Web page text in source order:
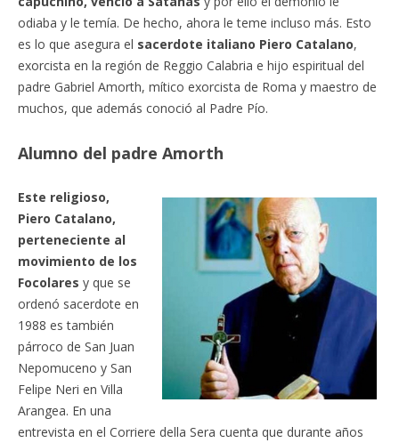
odiaba y le temía. De hecho, ahora le teme incluso más. Esto
es lo que asegura el sacerdote italiano Piero Catalano,
exorcista en la región de Reggio Calabria e hijo espiritual del
padre Gabriel Amorth, mítico exorcista de Roma y maestro de
muchos, que además conoció al Padre Pío.
Alumno del padre Amorth
Este religioso,
Piero Catalano,
perteneciente al
movimiento de los
Focolares y que se
ordenó sacerdote en
1988 es también
párroco de San Juan
Nepomuceno y San
Felipe Neri en Villa
Arangea. En una
entrevista en el Corriere della Sera cuenta que durante años